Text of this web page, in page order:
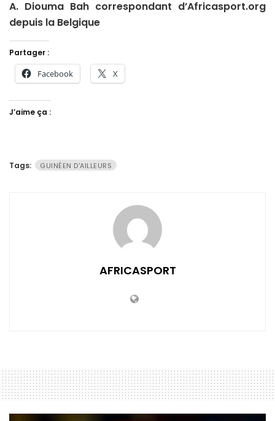
A. Diouma Bah correspondant d’Africasport.org
depuis la Belgique
Partager :
Facebook X
J’aime ça :
Tags: GUINÉEN D'AILLEURS
AFRICASPORT